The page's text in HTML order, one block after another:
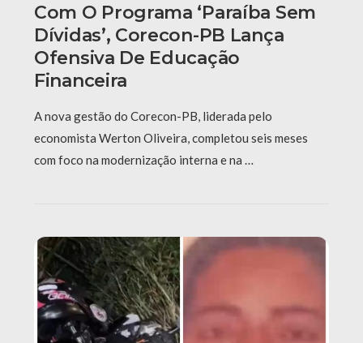
Com O Programa ‘Paraíba Sem
Dívidas’, Corecon-PB Lança
Ofensiva De Educação
Financeira
A nova gestão do Corecon-PB, liderada pelo
economista Werton Oliveira, completou seis meses
com foco na modernização interna e na …